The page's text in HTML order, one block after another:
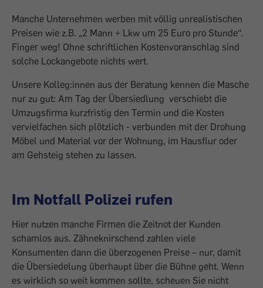
Manche Unternehmen werben mit völlig unrealistischen
Preisen wie z.B. „2 Mann + Lkw um 25 Euro pro Stunde“.
Finger weg! Ohne schriftlichen Kostenvoranschlag sind
solche Lockangebote nichts wert.
Unsere Kolleg:innen aus der Beratung kennen die Masche
nur zu gut: Am Tag der Übersiedlung verschiebt die
Umzugsfirma kurzfristig den Termin und die Kosten
vervielfachen sich plötzlich - verbunden mit der Drohung
Möbel und Material vor der Wohnung, im Hausflur oder
am Gehsteig stehen zu lassen.
Im Notfall Polizei rufen
Hier nutzen manche Firmen die Zeitnot der Kunden
schamlos aus. Zähneknirschend zahlen viele
Konsumenten dann die überzogenen Preise – nur, damit
die Übersiedelung überhaupt über die Bühne geht. Wenn
es wirklich so weit kommen sollte, scheuen Sie nicht